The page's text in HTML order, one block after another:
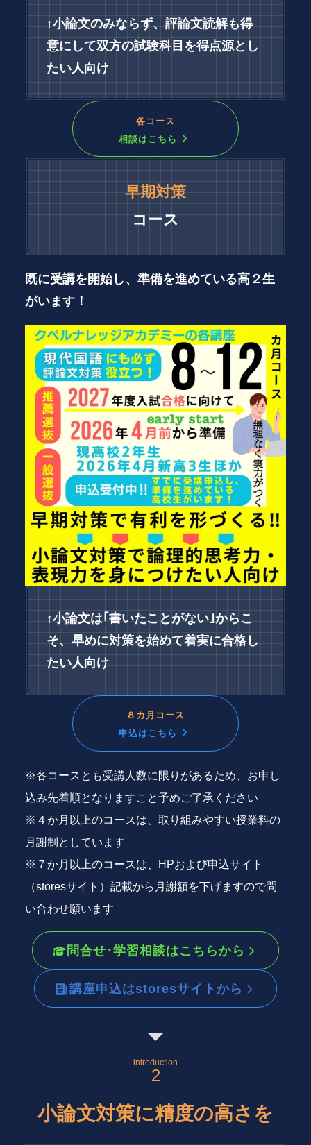
↑小論文のみならず、評論文読解も得
意にして双方の試験科目を得点源とし
たい人向け
各コース
相談はこちら
早期対策
コース
既に受講を開始し、準備を進めている高２生
がいます！
↑小論文は｢書いたことがない｣からこ
そ、早めに対策を始めて着実に合格し
たい人向け
８カ月コース
申込はこちら
※各コースとも受講人数に限りがあるため、お申し
込み先着順となりますこと予めご了承ください
※４か月以上のコースは、取り組みやすい授業料の
月謝制としています
※７か月以上のコースは、HPおよび申込サイト
（storesサイト）記載から月謝額を下げますので問
い合わせ願います
問合せ･学習相談はこちらから
講座申込はstoresサイトから
introduction
小論文対策に精度の高さを